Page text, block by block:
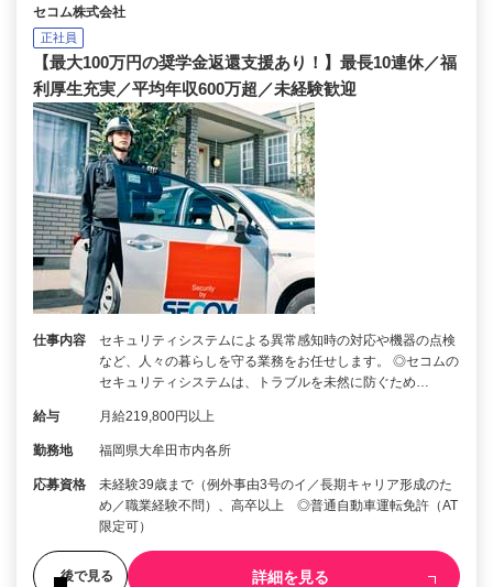
セコム株式会社
正社員
【最大100万円の奨学金返還支援あり！】最長10連休／福
利厚生充実／平均年収600万超／未経験歓迎
仕事内容
セキュリティシステムによる異常感知時の対応や機器の点検
など、人々の暮らしを守る業務をお任せします。 ◎セコムの
セキュリティシステムは、トラブルを未然に防ぐため…
給与 月給219,800円以上
勤務地 福岡県大牟田市内各所
応募資格
未経験39歳まで（例外事由3号のイ／長期キャリア形成のた
め／職業経験不問）、高卒以上 ◎普通自動車運転免許（AT
限定可）
後で見る 詳細を見る